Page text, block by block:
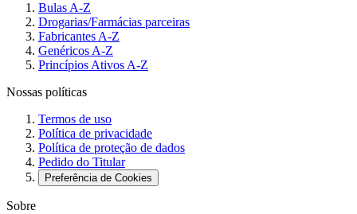
Bulas A-Z
Drogarias/Farmácias parceiras
Fabricantes A-Z
Genéricos A-Z
Princípios Ativos A-Z
Nossas políticas
Termos de uso
Política de privacidade
Política de proteção de dados
Pedido do Titular
Preferência de Cookies
Sobre